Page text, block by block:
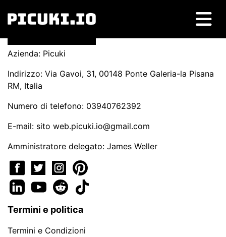
Azienda: Picuki
Indirizzo: Via Gavoi, 31, 00148 Ponte Galeria-la Pisana
RM, Italia
Numero di telefono: 03940762392
E-mail: sito web.picuki.io@gmail.com
Amministratore delegato: James Weller
Termini e politica
Termini e Condizioni